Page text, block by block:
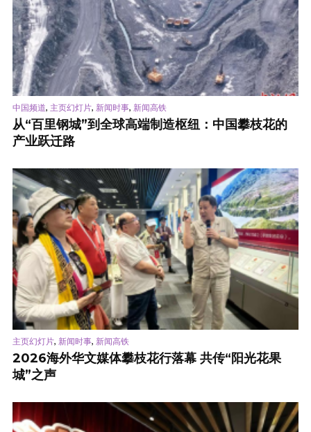
中国频道, 主页幻灯片, 新闻时事, 新闻高铁
从“百里钢城”到全球高端制造枢纽：中国攀枝花的
产业跃迁路
主页幻灯片, 新闻时事, 新闻高铁
2026海外华文媒体攀枝花行落幕 共传“阳光花果
城”之声